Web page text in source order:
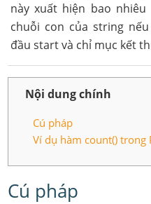
này xuất hiện bao
chuỗi con của string
đầu start và chỉ mục kết
Nội dung chính
Cú pháp
Ví dụ hàm count() trong
Cú pháp